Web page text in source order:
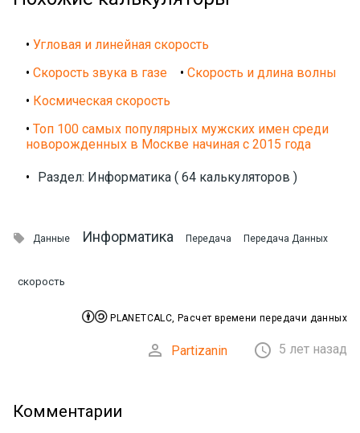
• Угловая и линейная скорость
• Скорость звука в газе • Скорость и длина волны
• Космическая скорость
• Топ 100 самых популярных мужских имен среди
новорожденных в Москве начиная с 2015 года
• Раздел: Информатика ( 64 калькуляторов )
 Данные Информатика Передача Передача Данных
скорость
PLANETCALC, Расчет времени передачи данных
 Partizanin  5 лет назад
Комментарии